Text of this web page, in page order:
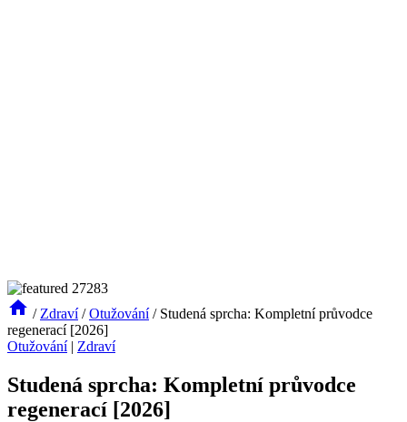
/ Zdraví / Otužování / Studená sprcha: Kompletní průvodce
regenerací [2026]
Otužování| Zdraví
Studená sprcha: Kompletní průvodce
regenerací [2026]